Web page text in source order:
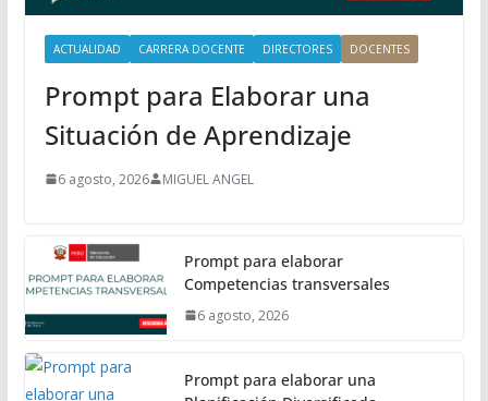
ACTUALIDAD CARRERA DOCENTE DIRECTORES DOCENTES
Prompt para Elaborar una
Situación de Aprendizaje
6 agosto, 2026 MIGUEL ANGEL
Prompt para elaborar
Competencias transversales
6 agosto, 2026
Prompt para elaborar una